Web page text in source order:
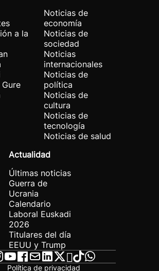
a la
Noticias de
economía
Noticias de
sociedad
Noticias
internacionales
Noticias de
política
Noticias de
cultura
Noticias de
tecnología
Noticias de salud
Actualidad
Últimas noticias
Guerra de
Ucrania
Calendario
Laboral Euskadi
2026
Titulares del día
EEUU y Trump
Política de privacidad